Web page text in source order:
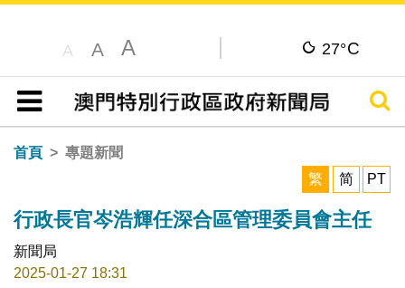
A A A 27°C
目錄
搜尋
首頁
專題新聞
繁
简 PT
行政長官岑浩輝任深合區管理委員會主任
新聞局
2025-01-27 18:31